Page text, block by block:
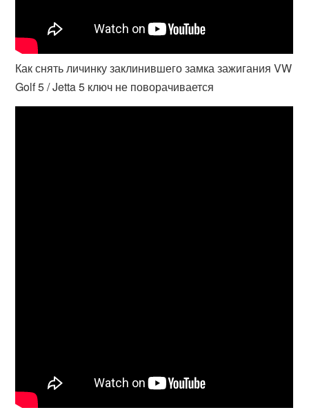
Как снять личинку заклинившего замка зажигания VW
Golf 5 / Jetta 5 ключ не поворачивается